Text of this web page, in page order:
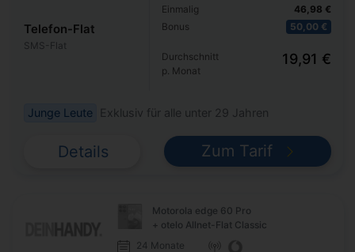
Telefon-Flat
SMS-Flat
Einmalig
Bonus
46,98 €
50,00 €
Durchschnitt
p. Monat
19,91 €
Junge Leute Exklusiv für alle unter 29 Jahren
Details Zum Tarif
Motorola edge 60 Pro
+ otelo Allnet-Flat Classic
24 Monate